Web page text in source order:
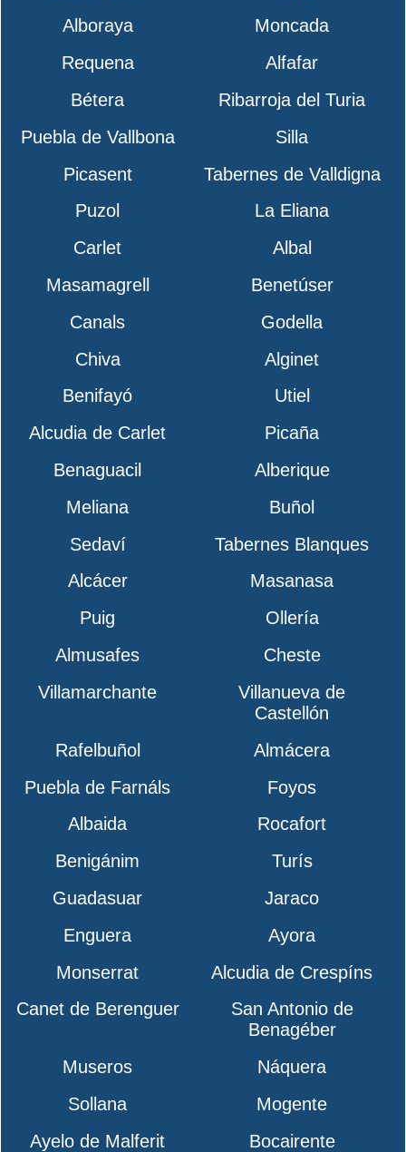
Alboraya
Moncada
Requena
Alfafar
Bétera
Ribarroja del Turia
Puebla de Vallbona
Silla
Picasent
Tabernes de Valldigna
Puzol
La Eliana
Carlet
Albal
Masamagrell
Benetúser
Canals
Godella
Chiva
Alginet
Benifayó
Utiel
Alcudia de Carlet
Picaña
Benaguacil
Alberique
Meliana
Buñol
Sedaví
Tabernes Blanques
Alcácer
Masanasa
Puig
Ollería
Almusafes
Cheste
Villamarchante
Villanueva de
Castellón
Rafelbuñol
Almácera
Puebla de Farnáls
Foyos
Albaida
Rocafort
Benigánim
Turís
Guadasuar
Jaraco
Enguera
Ayora
Monserrat
Alcudia de Crespíns
Canet de Berenguer
San Antonio de
Benagéber
Museros
Náquera
Sollana
Mogente
Ayelo de Malferit
Bocairente